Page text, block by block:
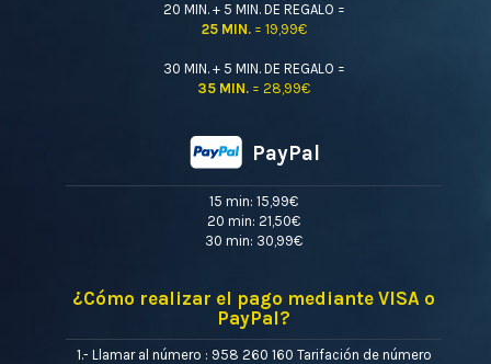
20 MIN. + 5 MIN. DE REGALO =
25 MIN.= 19,99€
30 MIN. + 5 MIN. DE REGALO =
35 MIN. = 28,99€
PayPal
15 min: 15,99€
20 min: 21,50€
30 min: 30,99€
¿Cómo realizar el pago mediante VISA o
PayPal?
1.- Llamar al número : 958 260 160 Tarifación de número